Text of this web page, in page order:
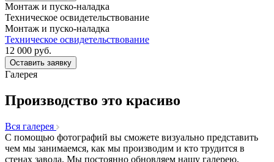
Монтаж и пуско-наладка
Техническое освидетельствование
Монтаж и пуско-наладка
Техническое освидетельствование
12 000 руб.
Оставить заявку
Галерея
Производство это красиво
Вcя галерея
С помощью фотографий вы сможете визуально представить
чем мы занимаемся, как мы производим и кто трудится в
стенах завода. Мы постоянно обновляем нашу галерею,